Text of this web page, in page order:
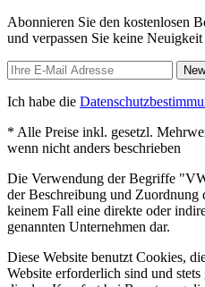
Abonnieren Sie den kostenlosen
und verpassen Sie keine
Ich habe die
* Alle Preise inkl. gesetzl.
wenn nicht anders beschrieben
Die Verwendung der Begriffe
der Beschreibung und Zuordnung
keinem Fall eine direkte oder
genannten Unternehmen dar.
Diese Website benutzt Cookies,
Website erforderlich sind und